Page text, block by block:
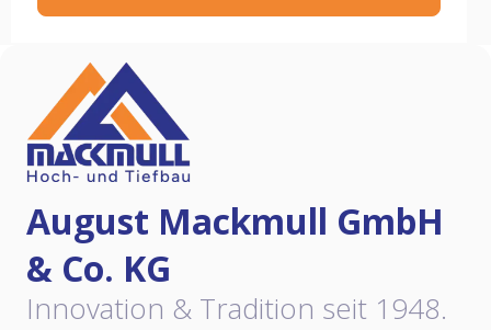
August Mackmull GmbH
& Co. KG
Innovation & Tradition seit 1948.